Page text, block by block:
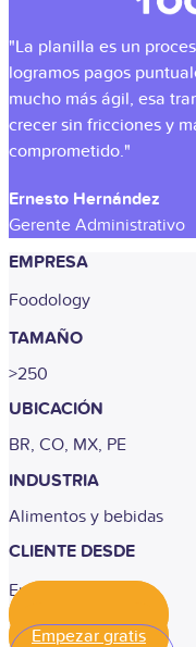
"La planilla es un
logramos pagos
mucho más ágil, esa
crecer sin fricciones y
comprometido."
Ernesto Hernández
Gerente Administrativo
EMPRESA
Foodology
TAMAÑO
>250
UBICACIÓN
BR, CO, MX, PE
INDUSTRIA
Alimentos y bebidas
CLIENTE DESDE
Enero 2022
Empezar gratis